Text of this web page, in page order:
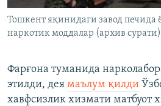
Тошкент яқинидаги завод печида
наркотик моддалар (архив сурати)
Фарғона туманида
этилди, дея маълум қилди
хавфсизлик хизмати матбуот